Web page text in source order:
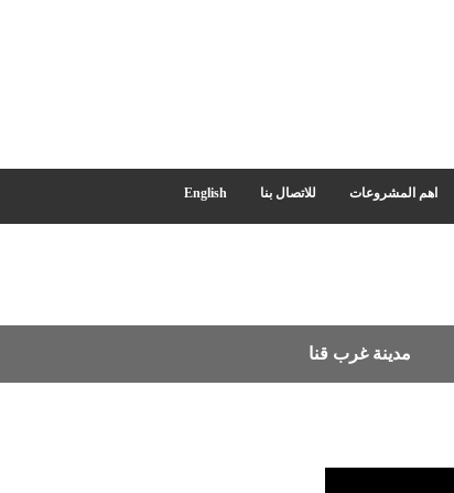
اهم المشروعات للاتصال بنا English
مدينة غرب قنا